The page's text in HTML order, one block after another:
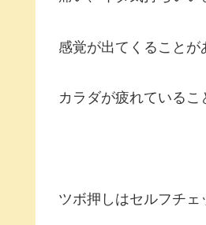
感覚が出てくることが
カラダが疲れているこ
ツボ押しはセルフチェ